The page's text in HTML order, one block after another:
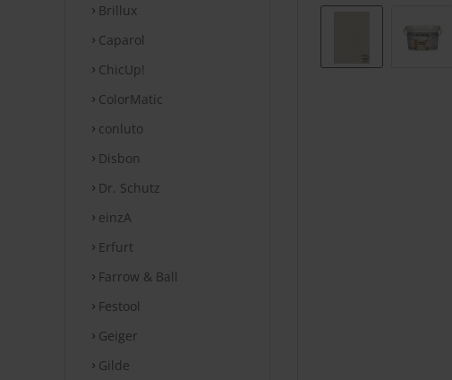
Brillux
Caparol
ChicUp!
ColorMatic
conluto
Disbon
Dr. Schutz
einzA
Erfurt
Farrow & Ball
Festool
Geiger
Gilde